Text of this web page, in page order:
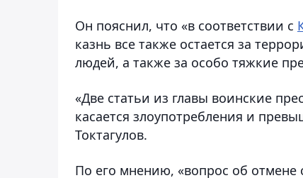
Он пояснил, что «в соответствии с
казнь все также остается за
людей, а также за особо тяжкие
«Две статьи из главы воинские
касается злоупотребления и
Токтагулов.
По его мнению, «вопрос об отмене